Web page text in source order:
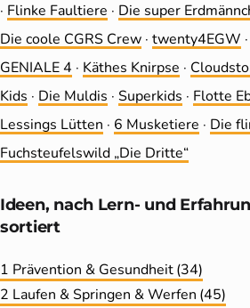
· Flinke Faultiere · Die super
Die coole CGRS Crew · twenty4EGW ·
GENIALE 4 · Käthes Knirpse ·
Kids · Die Muldis · Superkids · Flotte
Lessings Lütten · 6 Musketiere · Die
Fuchsteufelswild „Die Dritte“
Ideen, nach Lern- und
sortiert
1 Prävention & Gesundheit(34)
2 Laufen & Springen & Werfen (45)